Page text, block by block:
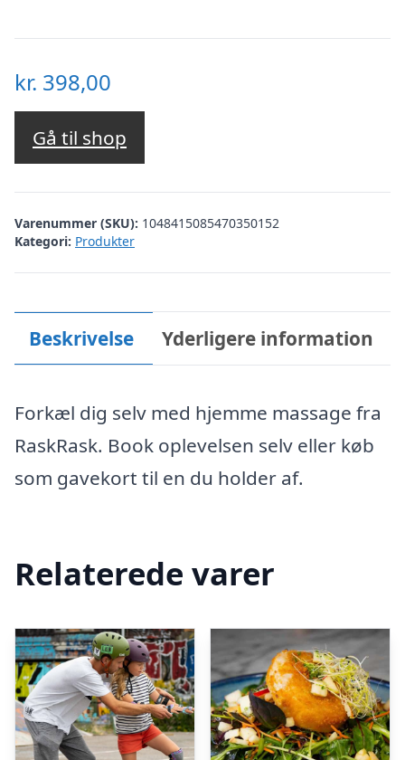
kr. 398,00
Gå til shop
Varenummer (SKU): 1048415085470350152
Kategori: Produkter
Beskrivelse Yderligere information
Forkæl dig selv med hjemme massage fra
RaskRask. Book oplevelsen selv eller køb
som gavekort til en du holder af.
Relaterede varer